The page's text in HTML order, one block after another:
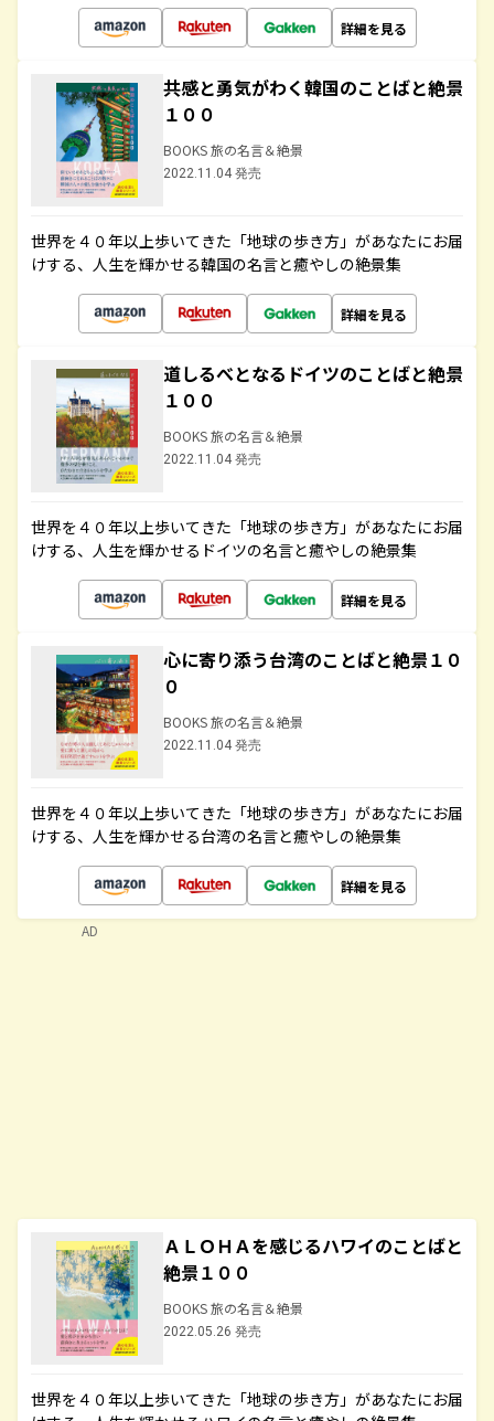
詳細を見る
共感と勇気がわく韓国のことばと絶景
１００
BOOKS 旅の名言＆絶景
2022.11.04 発売
世界を４０年以上歩いてきた「地球の歩き方」があなたにお届
けする、人生を輝かせる韓国の名言と癒やしの絶景集
詳細を見る
道しるべとなるドイツのことばと絶景
１００
BOOKS 旅の名言＆絶景
2022.11.04 発売
世界を４０年以上歩いてきた「地球の歩き方」があなたにお届
けする、人生を輝かせるドイツの名言と癒やしの絶景集
詳細を見る
心に寄り添う台湾のことばと絶景１０
０
BOOKS 旅の名言＆絶景
2022.11.04 発売
世界を４０年以上歩いてきた「地球の歩き方」があなたにお届
けする、人生を輝かせる台湾の名言と癒やしの絶景集
詳細を見る
ＡＬＯＨＡを感じるハワイのことばと
絶景１００
BOOKS 旅の名言＆絶景
2022.05.26 発売
世界を４０年以上歩いてきた「地球の歩き方」があなたにお届
AD